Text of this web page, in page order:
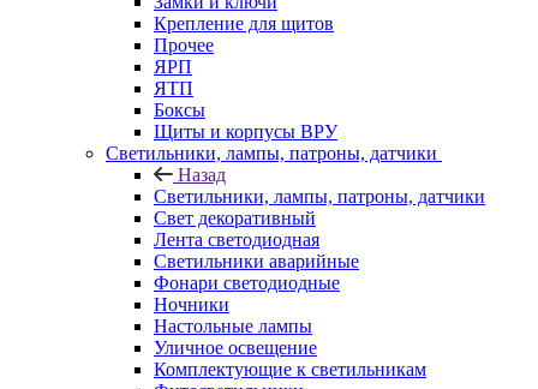
Крепление для щитов
Прочее
ЯРП
ЯТП
Боксы
Щиты и корпусы ВРУ
Светильники, лампы, патроны, датчики
Назад
Светильники, лампы, патроны, датчики
Свет декоративный
Лента светодиодная
Светильники аварийные
Фонари светодиодные
Ночники
Настольные лампы
Уличное освещение
Комплектующие к светильникам